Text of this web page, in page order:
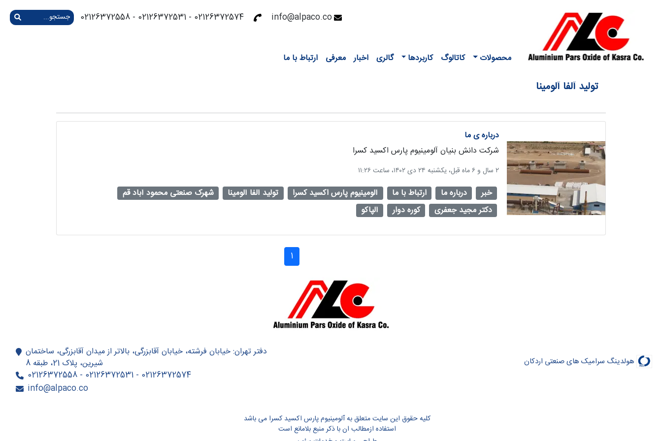
info@alpaco.co
02126372574 - 02126372531 - 02126372558
محصولات کاتالوگ کاربردها گالری اخبار معرفی ارتباط با ما
تولید آلفا آلومینا
درباره ی ما
شرکت دانش بنیان آلومینیوم پارس اکسید کسرا
‫۲ سال و ۶ ماه قبل، یکشنبه ۲۴ دی ۱۴۰۲، ساعت ۱۱:۲۶
خبر درباره ما ارتباط با ما آلومینیوم پارس اکسید کسرا تولید آلفا آلومینا
شهرک صنعتی محمود آباد قم
دکتر مجید جعفری
کوره دوار آلپاکو
1
هولدینگ سرامیک های صنعتی اردکان
دفتر تهران: خیابان فرشته، خیابان آقابزرگی، بالاتر از میدان آقابزرگی، ساختمان
شیرین، پلاک 21، طبقه 8
02126372574 - 02126372531 - 02126372558
info@alpaco.co
کلیه حقوق این سایت متعلق به آلومینیوم پارس اکسید کسرا می باشد
استفاده ازمطالب ان با ذکر منبع بلامانع است